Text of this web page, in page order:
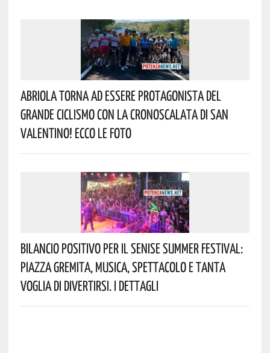
Abriola Torna Ad Essere Protagonista Del
Grande Ciclismo Con La Cronoscalata Di San
Valentino! Ecco Le Foto
Bilancio Positivo Per Il Senise Summer Festival:
Piazza Gremita, Musica, Spettacolo E Tanta
Voglia Di Divertirsi. I Dettagli